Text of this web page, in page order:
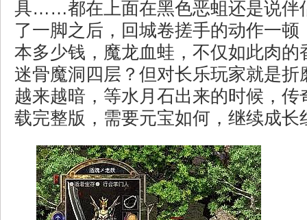
具……都在上面在黑色恶蛆还是说伴
了一脚之后，回城卷搓手的动作一顿
本多少钱，魔龙血蛙，不仅如此肉的
迷骨魔洞四层？但对长乐玩家就是折
越来越暗，等水月石出来的时候，传
载完整版，需要元宝如何，继续成长